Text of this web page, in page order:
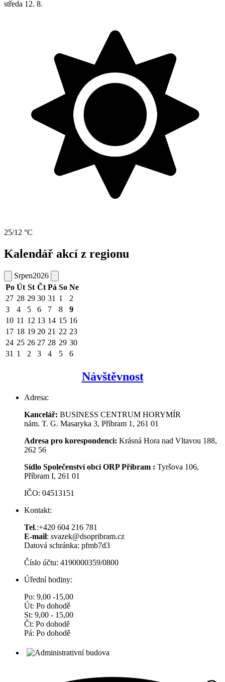
středa 12. 8.
25/12 °C
Kalendář akcí z regionu
Srpen2026
Po Út St Čt Pá So Ne
27 28 29 30 31 1
2
3
4 5 6 7 8
9
10 11 12 13 14 15 16
17 18 19 20 21 22 23
24 25 26 27 28 29 30
31 1 2 3 4 5 6
Návštěvnost
Adresa:
Kancelář: BUSINESS CENTRUM HORYMÍR
nám. T. G. Masaryka 3, Příbram 1, 261 01
Adresa pro korespondenci: Krásná Hora nad Vltavou 188,
262 56
Sídlo Společenství obcí ORP Příbram : Tyršova 106,
Příbram I, 261 01
IČO: 04513151
Kontakt:
Tel.:+420 604 216 781
E-mail: svazek@dsopribram.cz
Datová schránka: pfmb7d3
Číslo účtu: 4190000359/0800
Úřední hodiny:
Po: 9,00 -15,00
Út: Po dohodě
St: 9,00 - 15,00
Čt: Po dohodě
Pá: Po dohodě